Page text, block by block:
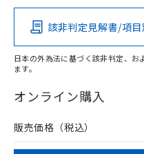
O
在庫等で未対応品が混在
問い合わせください。
該非判定見解書/項
日本の外為法に基づく該非判定、お
ます。
オンライン購入
販売価格（税込）